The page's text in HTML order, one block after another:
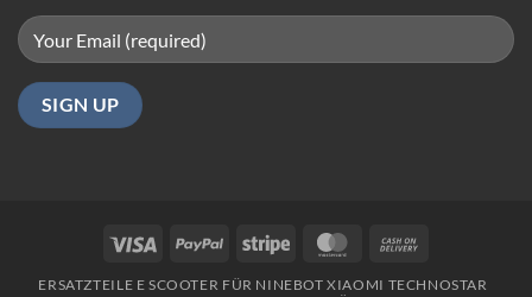
Visa PayPal Stripe MasterCard
ERSATZTEILE E SCOOTER FÜR NINEBOT XIAOMI TECHNOSTAR